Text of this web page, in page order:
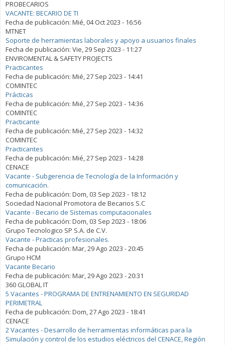
PROBECARIOS
VACANTE: BECARIO DE TI
Fecha de publicación: Mié, 04 Oct 2023 - 16:56
MTNET
Soporte de herramientas laborales y apoyo a usuarios finales
Fecha de publicación: Vie, 29 Sep 2023 - 11:27
ENVIROMENTAL & SAFETY PROJECTS
Practicantes
Fecha de publicación: Mié, 27 Sep 2023 - 14:41
COMINTEC
Prácticas
Fecha de publicación: Mié, 27 Sep 2023 - 14:36
COMINTEC
Practicante
Fecha de publicación: Mié, 27 Sep 2023 - 14:32
COMINTEC
Practicantes
Fecha de publicación: Mié, 27 Sep 2023 - 14:28
CENACE
Vacante - Subgerencia de Tecnología de la Información y
comunicación.
Fecha de publicación: Dom, 03 Sep 2023 - 18:12
Sociedad Nacional Promotora de Becarios S.C
Vacante - Becario de Sistemas computacionales
Fecha de publicación: Dom, 03 Sep 2023 - 18:06
Grupo Tecnologico SP S.A. de C.V.
Vacante - Practicas profesionales.
Fecha de publicación: Mar, 29 Ago 2023 - 20:45
Grupo HCM
Vacante Becario
Fecha de publicación: Mar, 29 Ago 2023 - 20:31
360 GLOBAL IT
5 Vacantes - PROGRAMA DE ENTRENAMIENTO EN SEGURIDAD
PERIMETRAL
Fecha de publicación: Dom, 27 Ago 2023 - 18:41
CENACE
2 Vacantes - Desarrollo de herramientas informáticas para la
Simulación y control de los estudios eléctricos del CENACE, Región